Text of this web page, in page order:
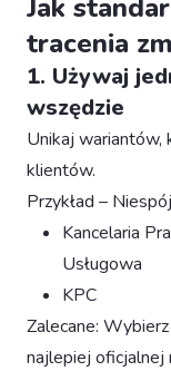
Jak
tracenia
1. Używaj
wszędzie
Unikaj wariantów,
klientów.
Przykład –
Kancelaria
Usługowa
KPC
Zalecane:
najlepiej oficjalnej